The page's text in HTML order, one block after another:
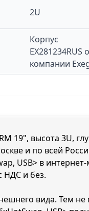
2U
Корпус
EX281234RUS
компании
19", высота 3U,
и по всей
USB> в
НДС и без.
вида. Тем